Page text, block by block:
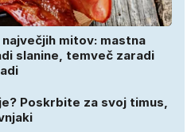
mitov: mastna
slanine, temveč zaradi
Poskrbite za svoj timus,